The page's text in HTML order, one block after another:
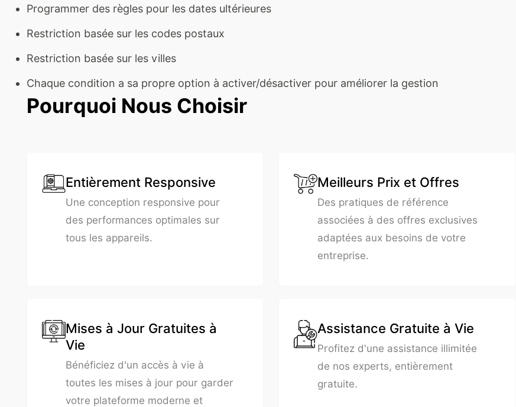
Programmer des règles pour les dates ultérieures
Restriction basée sur les codes postaux
Restriction basée sur les villes
Chaque condition a sa propre option à activer/désactiver pour améliorer la gestion
Pourquoi Nous Choisir
Entièrement Responsive
Une conception responsive pour
des performances optimales sur
tous les appareils.
Meilleurs Prix et Offres
Des pratiques de référence
associées à des offres exclusives
adaptées aux besoins de votre
entreprise.
Mises à Jour Gratuites à
Vie
Bénéficiez d'un accès à vie à
toutes les mises à jour pour garder
votre plateforme moderne et
Assistance Gratuite à Vie
Profitez d'une assistance illimitée
de nos experts, entièrement
gratuite.